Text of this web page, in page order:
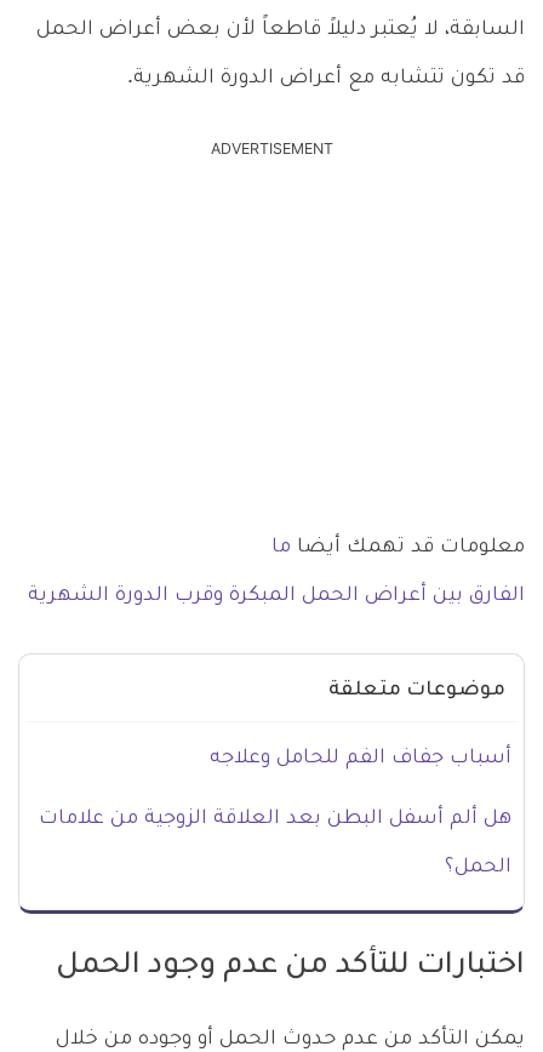
السابقة، لا يُعتبر دليلاً قاطعاً لأن بعض أعراض الحمل
قد تكون تتشابه مع أعراض الدورة الشهرية.
ADVERTISEMENT
معلومات قد تهمك أيضا ما
الفارق بين أعراض الحمل المبكرة وقرب الدورة الشهرية
موضوعات متعلقة
أسباب جفاف الفم للحامل وعلاجه
هل ألم أسفل البطن بعد العلاقة الزوجية من علامات
الحمل؟
اختبارات للتأكد من عدم وجود الحمل
يمكن التأكد من عدم حدوث الحمل أو وجوده من خلال